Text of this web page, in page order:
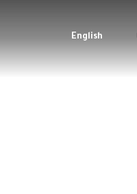
English